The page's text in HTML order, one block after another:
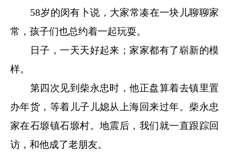
58岁的闵有卜说，大家常凑在一块儿聊聊家
常，孩子们也总约着一起玩耍。
日子，一天天好起来；家家都有了崭新的模
样。
第四次见到柴永忠时，他正盘算着去镇里置
办年货，等着儿子儿媳从上海回来过年。柴永忠
家在石塬镇石塬村。地震后，我们就一直跟踪回
访，和他成了老朋友。